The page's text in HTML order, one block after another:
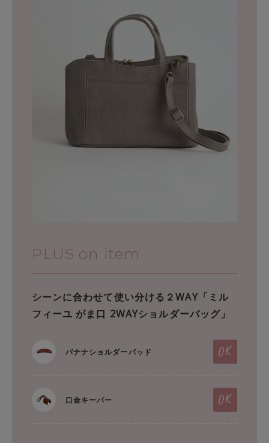
PLUS on item
シーンに合わせて使い分ける２WAY「ミル
フィーユ がま口 2WAYショルダーバッグ」
バナナショルダーパッド
口金キーパー